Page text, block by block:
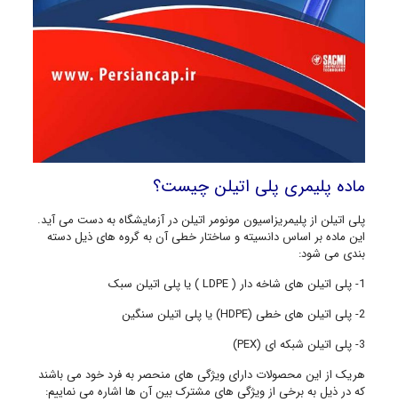
ماده پلیمری پلی اتیلن چیست؟
پلی اتیلن از پلیمریزاسیون مونومر اتیلن در آزمایشگاه به دست می آید.
این ماده بر اساس دانسیته و ساختار خطی آن به گروه های ذیل دسته
بندی می شود:
1- پلی اتیلن های شاخه دار ( LDPE ) یا پلی اتیلن سبک
2- پلی اتیلن های خطی (HDPE) یا پلی اتیلن سنگین
3- پلی اتیلن شبکه ای (PEX)
هریک از این محصولات دارای ویژگی های منحصر به فرد خود می باشند
که در ذیل به برخی از ویژگی های مشترک بین آن ها اشاره می نماییم: